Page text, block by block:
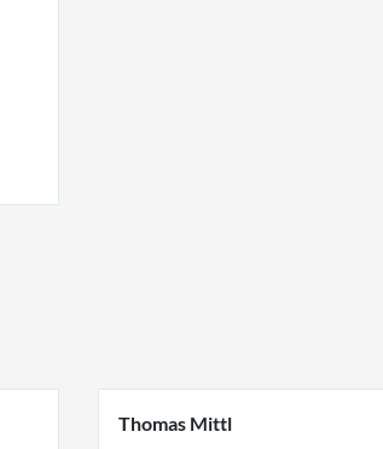
Thomas Mittl